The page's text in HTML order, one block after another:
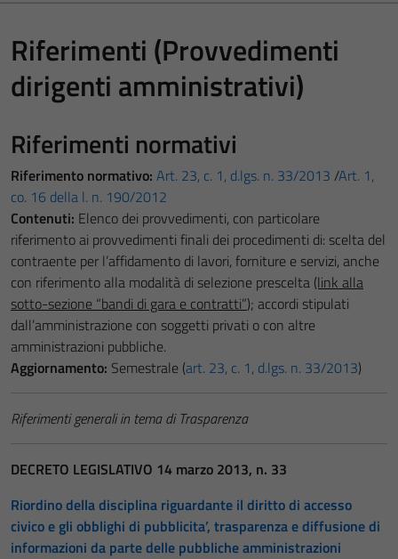
Riferimenti (Provvedimenti
dirigenti amministrativi)
Riferimenti normativi
Riferimento normativo: Art. 23, c. 1, d.lgs. n. 33/2013 /Art. 1,
co. 16 della l. n. 190/2012
Contenuti: Elenco dei provvedimenti, con particolare
riferimento ai provvedimenti finali dei procedimenti di: scelta del
contraente per l’affidamento di lavori, forniture e servizi, anche
con riferimento alla modalità di selezione prescelta (link alla
sotto-sezione “bandi di gara e contratti”); accordi stipulati
dall’amministrazione con soggetti privati o con altre
amministrazioni pubbliche.
Aggiornamento: Semestrale (art. 23, c. 1, d.lgs. n. 33/2013)
Riferimenti generali in tema di Trasparenza
DECRETO LEGISLATIVO 14 marzo 2013, n. 33
Riordino della disciplina riguardante il diritto di accesso
civico e gli obblighi di pubblicita’, trasparenza e diffusione di
informazioni da parte delle pubbliche amministrazioni